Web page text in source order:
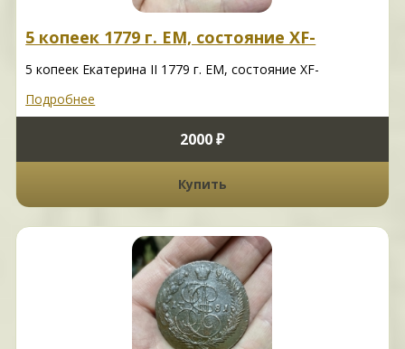
5 копеек 1779 г. ЕМ, состояние XF-
5 копеек Екатерина II 1779 г. ЕМ, состояние XF-
Подробнее
2000 ₽
Купить